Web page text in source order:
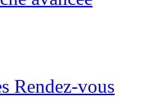
Rendez-vous